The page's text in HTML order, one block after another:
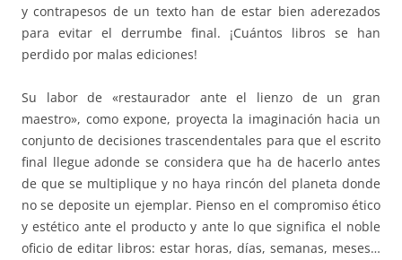
y contrapesos de un texto han de estar bien aderezados
para evitar el derrumbe final. ¡Cuántos libros se han
perdido por malas ediciones!
Su labor de «restaurador ante el lienzo de un gran
maestro», como expone, proyecta la imaginación hacia un
conjunto de decisiones trascendentales para que el escrito
final llegue adonde se considera que ha de hacerlo antes
de que se multiplique y no haya rincón del planeta donde
no se deposite un ejemplar. Pienso en el compromiso ético
y estético ante el producto y ante lo que significa el noble
oficio de editar libros: estar horas, días, semanas, meses…